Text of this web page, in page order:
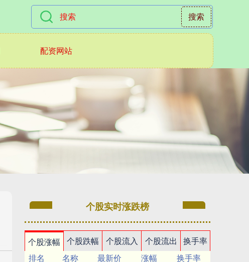
搜索
配资网站
个股实时涨跌榜
个股涨幅 个股跌幅 个股流入 个股流出
换手率
排名
名称 最新价 涨幅
换手率